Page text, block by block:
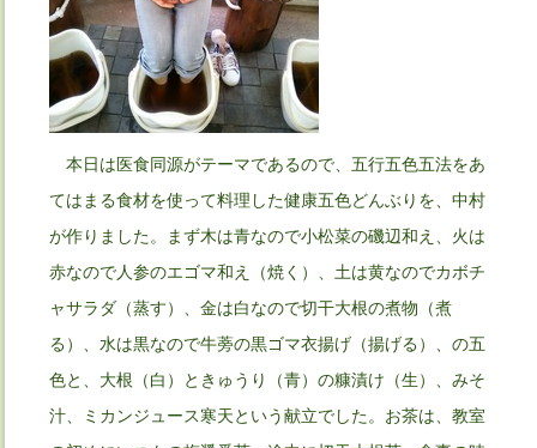
本日は医食同源がテーマであるので、五行五色五法をあ
てはまる食材を使って料理した健康五色どんぶりを、中村
が作りました。まず木は青なので小松菜の磯辺和え、火は
赤なので人参のエゴマ和え（焼く）、土は黄なのでカボチ
ャサラダ（蒸す）、金は白なので切干大根の煮物（煮
る）、水は黒なので牛蒡の黒ゴマ衣揚げ（揚げる）、の五
色と、大根（白）ときゅうり（青）の糠漬け（生）、みそ
汁、ミカンジュース寒天という献立でした。お茶は、教室